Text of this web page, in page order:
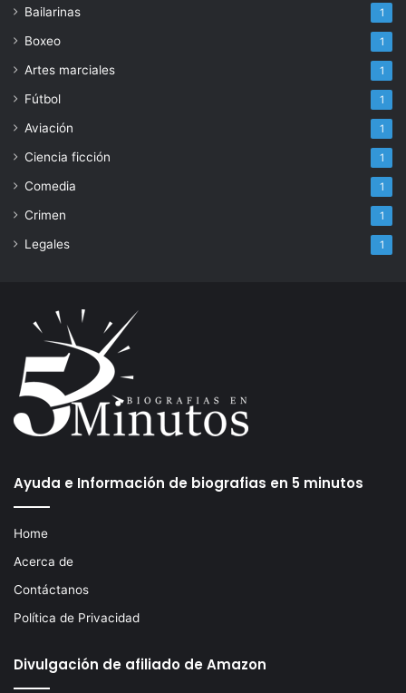
Bailarinas 1
Boxeo 1
Artes marciales 1
Fútbol 1
Aviación 1
Ciencia ficción 1
Comedia 1
Crimen 1
Legales 1
Ayuda e Información de biografias en 5 minutos
Home
Acerca de
Contáctanos
Política de Privacidad
Divulgación de afiliado de Amazon